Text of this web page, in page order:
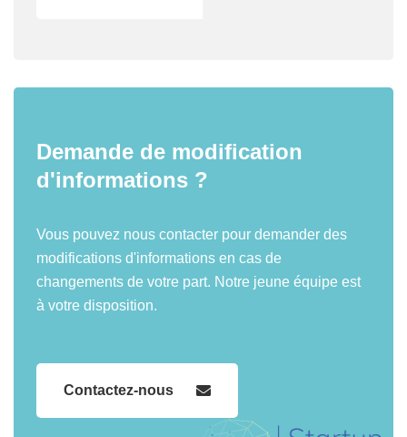
Demande de modification
d'informations ?
Vous pouvez nous contacter pour demander des
modifications d'informations en cas de
changements de votre part. Notre jeune équipe est
à votre disposition.
Contactez-nous